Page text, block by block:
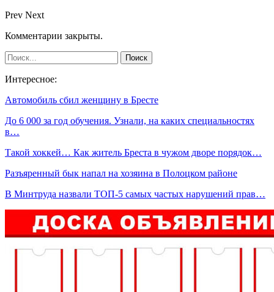
Prev Next
Комментарии закрыты.
Интересное:
Автомобиль сбил женщину в Бресте
До 6 000 за год обучения. Узнали, на каких специальностях
в…
Такой хоккей… Как житель Бреста в чужом дворе порядок…
Разъяренный бык напал на хозяина в Полоцком районе
В Минтруда назвали ТОП-5 самых частых нарушений прав…